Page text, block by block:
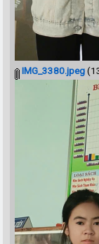
IMG_3380.jpeg